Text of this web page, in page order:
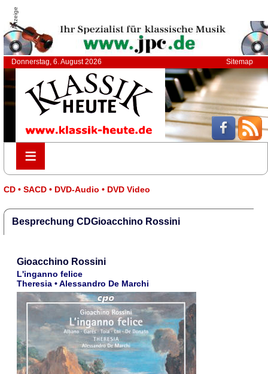
Anzeige
Donnerstag, 6. August 2026 Sitemap
≡
≡
CD • SACD • DVD-Audio • DVD Video
Besprechung CDGioacchino Rossini
Gioacchino Rossini
L'inganno felice
Theresia • Alessandro De Marchi